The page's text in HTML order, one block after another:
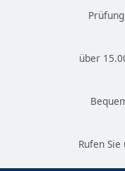
über
Rufen Sie